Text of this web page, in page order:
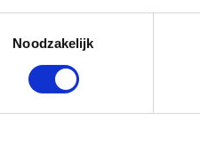
Noodzakelijk